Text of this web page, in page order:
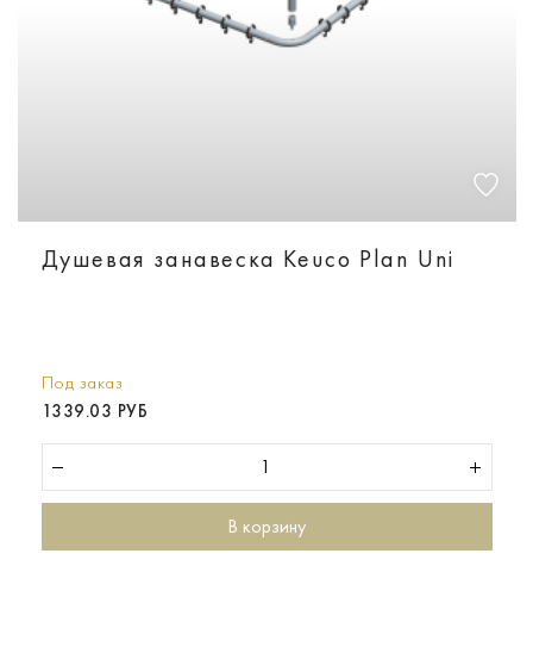
Душевая занавеска Keuco Plan Uni
Под заказ
1339.03 РУБ
В корзину